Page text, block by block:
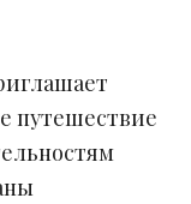
путешествие